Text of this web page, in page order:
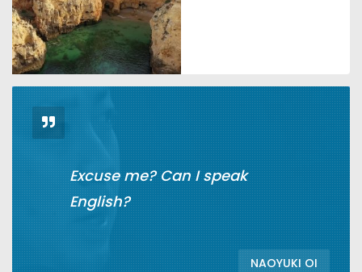
Excuse me?Can I speak
English?
NAOYUKI OI